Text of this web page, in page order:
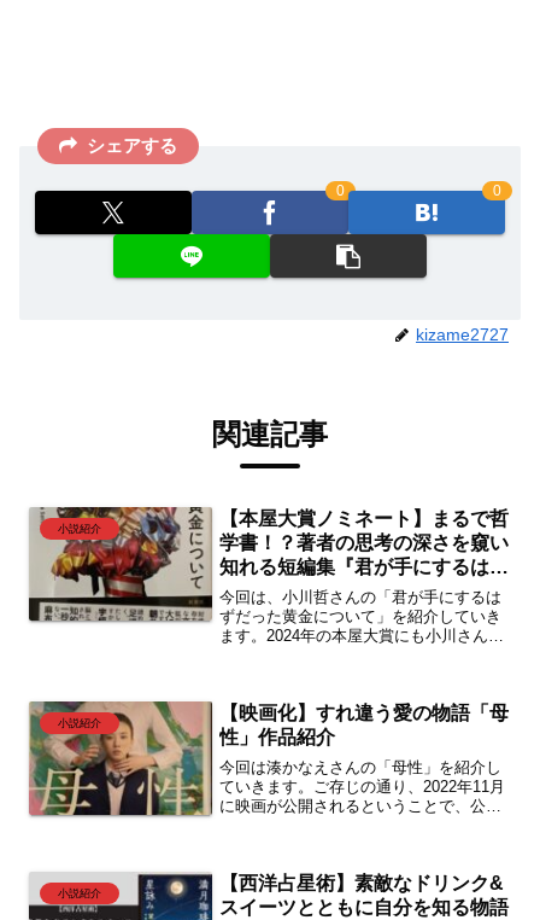
シェアする
0 0
kizame2727
関連記事
小説紹介
【本屋大賞ノミネート】まるで哲
学書！？著者の思考の深さを窺い
知れる短編集『君が手にするはず
だった黄金について』
今回は、小川哲さんの「君が手にするは
ずだった黄金について」を紹介していき
ます。2024年の本屋大賞にも小川さんの
学書のようでもある、そんないろんな顔
を見せてくれる作品です。ぜひ読んでみ
てください。
小説紹介
【映画化】すれ違う愛の物語「母
性」作品紹介
今回は湊かなえさんの「母性」を紹介し
ていきます。ご存じの通り、2022年11月
に映画が公開されるということで、公開
ある話でした。映画を見てからでも構い
ませんのでぜひ読んでいってください。
小説紹介
【西洋占星術】素敵なドリンク&
スイーツとともに自分を知る物語